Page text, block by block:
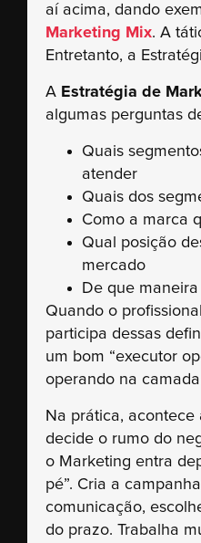
aí acima, dando
Marketing Mix. A
Entretanto, a
A Estratégia de
algumas perguntas
Quais
atender
Quais dos
Como a marca
Qual posição
mercado
De que
Quando o
participa dessas
um bom “executor
operando na
Na prática, acontece
decide o rumo do
o Marketing entra
pé”. Cria a
comunicação,
do prazo. Trabalha